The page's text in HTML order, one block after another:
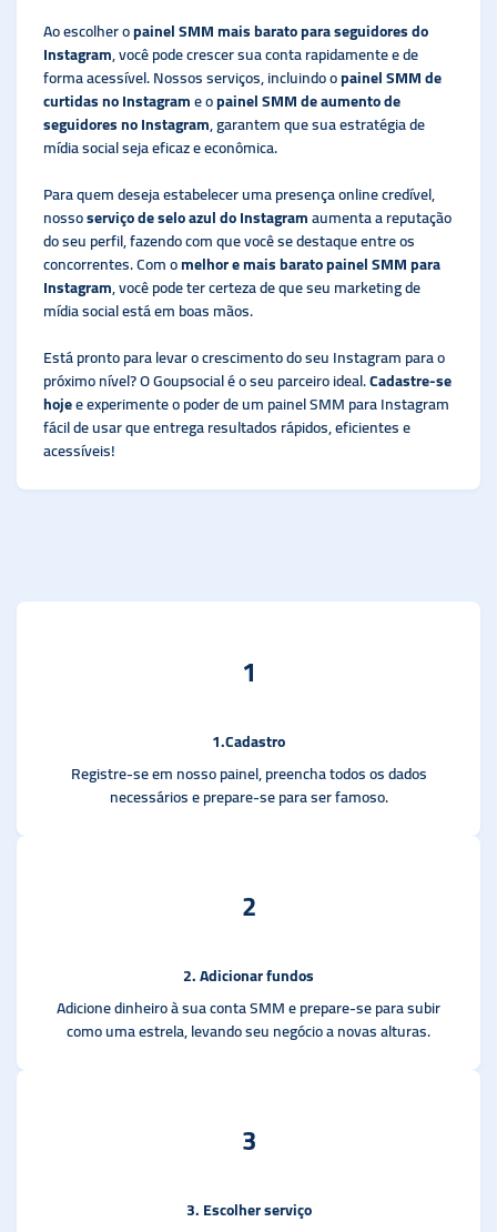
Ao escolher opainel SMM mais barato para seguidores do
Instagram, você pode crescer sua conta rapidamente e de
forma acessível. Nossos serviços, incluindo opainel SMM de
curtidas no Instagrame opainel SMM de aumento de
seguidores no Instagram, garantem que sua estratégia de
mídia social seja eficaz e econômica.
Para quem deseja estabelecer uma presença online credível,
nossoserviço de selo azul do Instagramaumenta a reputação
do seu perfil, fazendo com que você se destaque entre os
concorrentes. Com omelhor e mais barato painel SMM para
Instagram, você pode ter certeza de que seu marketing de
mídia social está em boas mãos.
Está pronto para levar o crescimento do seu Instagram para o
próximo nível? O Goupsocial é o seu parceiro ideal.Cadastre-se
hojee experimente o poder de um painel SMM para Instagram
fácil de usar que entrega resultados rápidos, eficientes e
acessíveis!
1
1.Cadastro
Registre-se em nosso painel, preencha todos os dados
necessários e prepare-se para ser famoso.
2
2. Adicionar fundos
Adicione dinheiro à sua conta SMM e prepare-se para subir
como uma estrela, levando seu negócio a novas alturas.
3
3. Escolher serviço